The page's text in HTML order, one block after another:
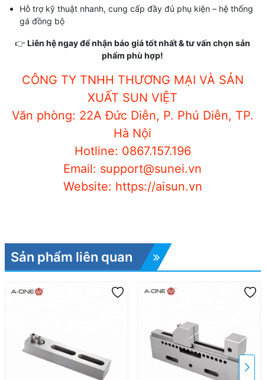
Hỗ trợ kỹ thuật nhanh, cung cấp đầy đủ phụ kiện – hệ thống
gá đồng bộ
👉 Liên hệ ngay để nhận báo giá tốt nhất & tư vấn chọn sản
phẩm phù hợp!
CÔNG TY TNHH THƯƠNG MẠI VÀ SẢN
XUẤT SUN VIỆT
Văn phòng: 22A Đức Diễn, P. Phú Diễn, TP.
Hà Nội
Hotline: 0867.157.196
Email: support@sunei.vn
Website: https://aisun.vn
Sản phẩm liên quan